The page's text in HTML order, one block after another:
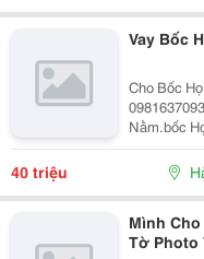
Vay Bốc
Cho Bốc
Nằm.bốc
40 triệu
Mình
Tờ Photo